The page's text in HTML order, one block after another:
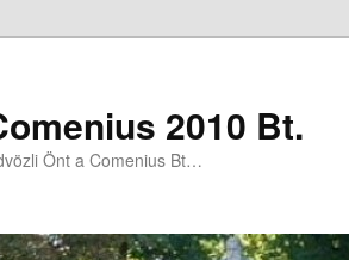
2010 Bt.
Önt a Comenius Bt…